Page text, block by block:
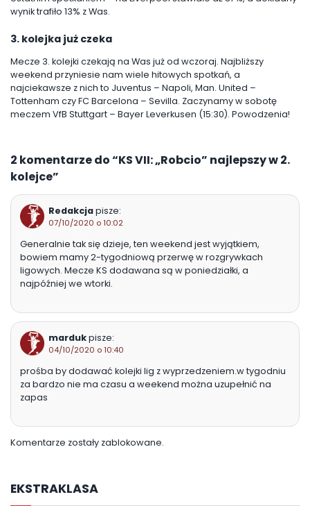
EKSTRAKLASA
wynik trafiło 13% z Was.
3. kolejka już czeka
Mecze 3. kolejki czekają na Was już od wczoraj. Najbliższy
weekend przyniesie nam wiele hitowych spotkań, a
najciekawsze z nich to Juventus – Napoli, Man. United –
Tottenham czy FC Barcelona – Sevilla. Zaczynamy w sobotę
meczem VfB Stuttgart – Bayer Leverkusen (15:30). Powodzenia!
2 komentarze do “KS VII: „Robcio” najlepszy w 2.
kolejce”
Redakcjapisze:
07/10/2020 o 10:02
Generalnie tak się dzieje, ten weekend jest wyjątkiem,
bowiem mamy 2-tygodniową przerwę w rozgrywkach
ligowych. Mecze KS dodawana są w poniedziałki, a
najpóźniej we wtorki.
mardukpisze:
04/10/2020 o 10:40
prośba by dodawać kolejki lig z wyprzedzeniem.w tygodniu
za bardzo nie ma czasu a weekend można uzupełnić na
zapas
Komentarze zostały zablokowane.